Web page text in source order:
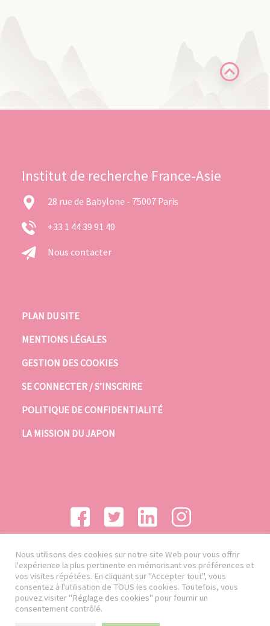
Institut de recherche France-Asie
28 rue de Babylone - 75007 Paris
+33 1 44 39 91 40
Nous contacter
PLAN DU SITE
MENTIONS LÉGALES
GESTION DES COOKIES
SE CONNECTER / S’INSCRIRE
POLITIQUE DE CONFIDENTIALITÉ
LA MISSION DU JAPON
Nous utilisons des cookies sur notre site Web pour vous offrir
l'expérience la plus pertinente en mémorisant vos préférences et
vos visites répétées. En cliquant sur "Accepter tout", vous
consentez à l'utilisation de TOUS les cookies. Toutefois, vous
pouvez visiter "Réglage des cookies" pour fournir un
consentement contrôlé.